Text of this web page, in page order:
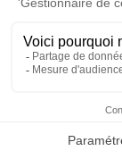
Faire-
Eglise
02 RUE